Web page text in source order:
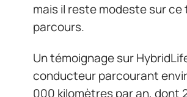
mais il reste modeste sur ce
parcours.
Un témoignage sur
conducteur parcourant
000 kilomètres par an, dont